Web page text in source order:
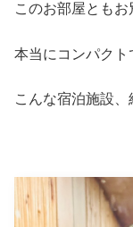
このお部屋ともお
本当にコンパクト
こんな宿泊施設、